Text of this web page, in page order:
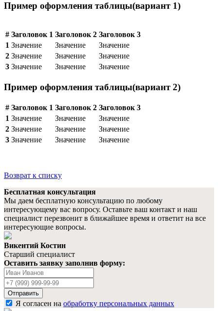
Пример оформления таблицы(вариант 1)
# Заголовок 1 Заголовок 2 Заголовок 3
1 Значение Значение
Значение
2 Значение Значение
Значение
3 Значение Значение Значение
Пример оформления таблицы(вариант 2)
# Заголовок 1 Заголовок 2 Заголовок 3
1 Значение Значение
Значение
2 Значение Значение
Значение
3 Значение Значение Значение
Возврат к списку
Бесплатная консультация
Мы даем бесплатную консультацию по любому
интересующему вас вопросу. Оставьте ваш контакт и наш
специалист перезвонит в ближайшее время и ответит на все
интересующие вопросы.
Викентий Костин
Старший специалист
Оставить заявку заполнив форму:
Ваше
имя
Ваш
телефон
Отправить
Я согласен на обработку персональных данных